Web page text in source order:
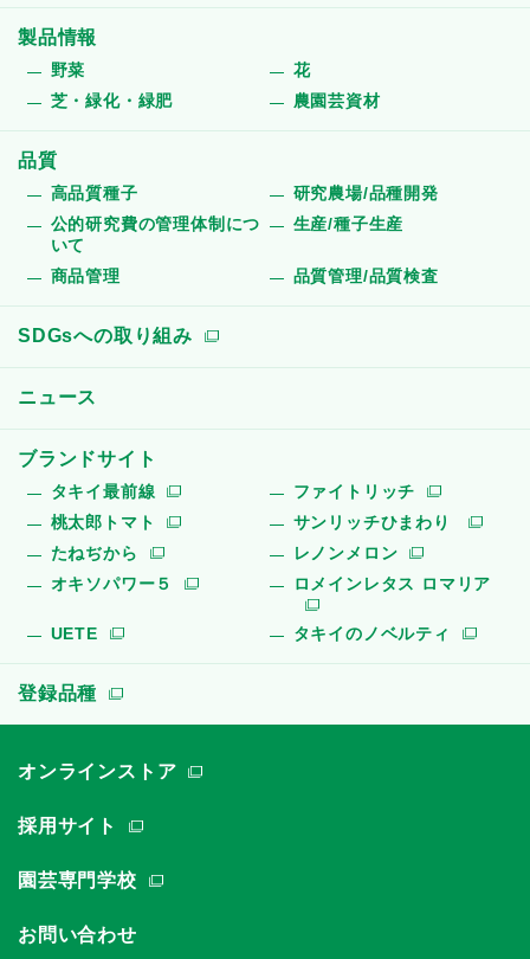
製品情報
野菜
花
芝・緑化・緑肥
農園芸資材
品質
高品質種子
研究農場/品種開発
公的研究費の管理体制につ
いて
生産/種子生産
商品管理 品質管理/品質検査
SDGsへの取り組み
ニュース
ブランドサイト
タキイ最前線
ファイトリッチ
桃太郎トマト
サンリッチひまわり
たねぢから
レノンメロン
オキソパワー５
ロメインレタス ロマリア
UETE タキイのノベルティ
登録品種
オンラインストア
採用サイト
園芸専門学校
お問い合わせ